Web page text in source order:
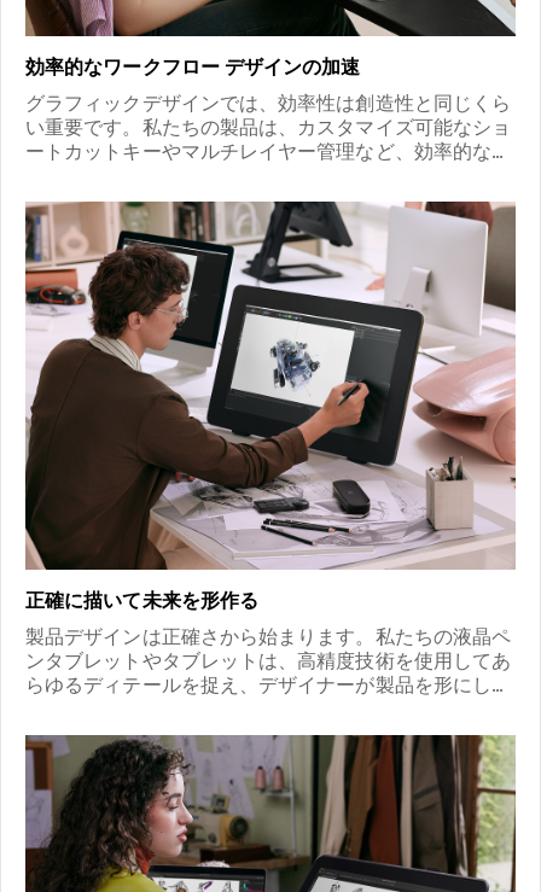
効率的なワークフロー デザインの加速
グラフィックデザインでは、効率性は創造性と同じくら
い重要です。私たちの製品は、カスタマイズ可能なショ
ートカットキーやマルチレイヤー管理など、効率的な機
を最適化します。スムーズな操作体験により、クリエイ
ティブな側面に集中でき、デザインプロセスを迅速化
し、厳しいプロジェクトの締め切りにも容易に対応でき
ます。
正確に描いて未来を形作る
製品デザインは正確さから始まります。私たちの液晶ペ
ンタブレットやタブレットは、高精度技術を使用してあ
らゆるディテールを捉え、デザイナーが製品を形にし、
リードできるようにします。